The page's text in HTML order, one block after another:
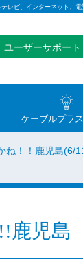
レビ、インターネット、
ユーザーサポート
ケーブルプラ
ね！！鹿児島(6/
鹿児島